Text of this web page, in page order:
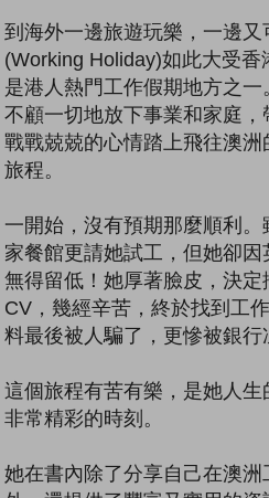
到海外一邊旅遊玩樂，一邊
(Working Holiday)如此大受香
是港人熱門工作假期地方之一
不顧一切地放下事業和家庭
戰戰兢兢的心情踏上飛往澳
旅程。
一開始，沒有預期那麼順利
家餐館更請她試工，但她卻
無得留低！她厚著臉皮，決
CV，幾經辛苦，終於找到工
料最後被人騙了，更慘被銀行
這個旅程有苦有樂，是她人
非常精彩的時刻。
她在書內除了分享自己在澳